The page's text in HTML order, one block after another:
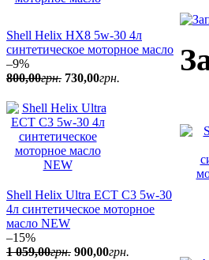
Shell Helix HX8 5w-30 4л
синтетическое моторное масло
–9%
800,00грн. 730,00грн.
Shell Helix Ultra ECT C3 5w-30
4л синтетическое моторное
масло NEW
–15%
1 059,00грн. 900,00грн.